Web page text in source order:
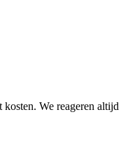
We reageren